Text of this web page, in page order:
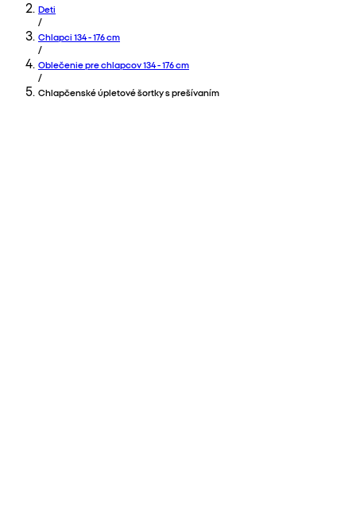
Deti
/
Chlapci 134 - 176 cm
/
Oblečenie pre chlapcov 134 - 176 cm
/
Chlapčenské úpletové šortky s prešívaním